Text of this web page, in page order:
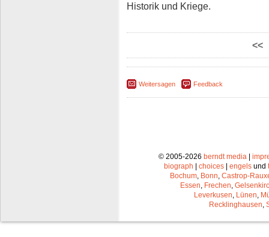
Historik und Kriege.
<<
Weitersagen Feedback
© 2005-2026 berndt media |
biograph | choices | engels und
Bochum Bonn Castrop-
Essen Frechen
Leverkusen Lünen
Recklinghausen